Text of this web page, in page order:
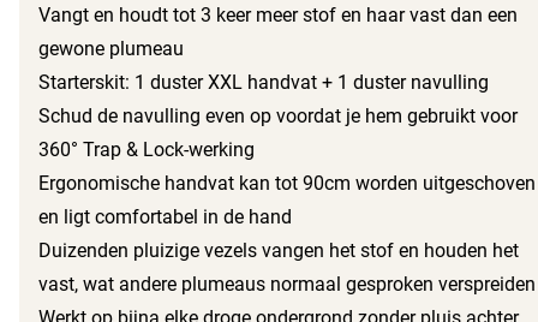
Vangt en houdt tot 3 keer meer stof en haar vast dan een
gewone plumeau
Starterskit: 1 duster XXL handvat + 1 duster navulling
Schud de navulling even op voordat je hem gebruikt voor
360° Trap & Lock-werking
Ergonomische handvat kan tot 90cm worden uitgeschoven
en ligt comfortabel in de hand
Duizenden pluizige vezels vangen het stof en houden het
vast, wat andere plumeaus normaal gesproken verspreiden